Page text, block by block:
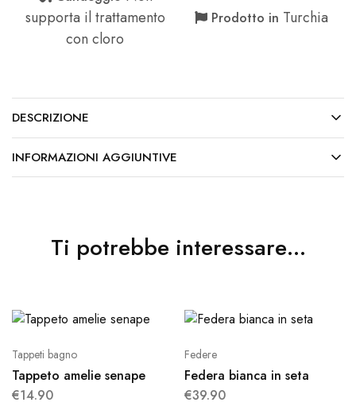
supporta il trattamento
con cloro
Prodotto in Turchia
DESCRIZIONE
INFORMAZIONI AGGIUNTIVE
Ti potrebbe interessare…
Tappeti bagno
Tappeto amelie senape
€14.90
Federe
Federa bianca in seta
€39.90